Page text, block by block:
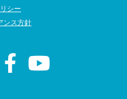
シー
ンス方針